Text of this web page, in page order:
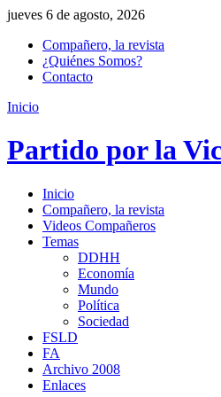
jueves 6 de agosto, 2026
Compañero, la revista
¿Quiénes Somos?
Contacto
Inicio
Partido por la
Inicio
Compañero, la revista
Videos Compañeros
Temas
DDHH
Economía
Mundo
Política
Sociedad
FSLD
FA
Archivo 2008
Enlaces